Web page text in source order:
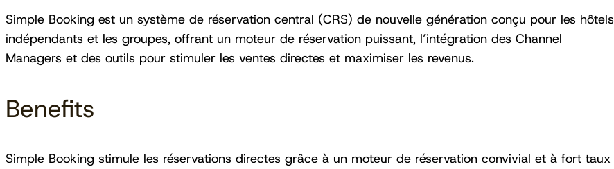
Simple Booking est un système de réservation central (CRS) de nouvelle génération conçu pour les hôtels
indépendants et les groupes, offrant un moteur de réservation puissant, l’intégration des Channel
Managers et des outils pour stimuler les ventes directes et maximiser les revenus.
Benefits
Simple Booking stimule les réservations directes grâce à un moteur de réservation convivial et à fort taux